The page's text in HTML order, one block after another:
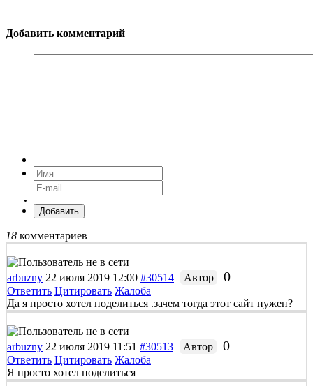
Добавить комментарий
Добавить
18 комментариев
arbuzny 22 июля 2019 12:00 #30514 Автор 0
Ответить Цитировать Жалоба
Да я просто хотел поделиться .зачем тогда этот сайт нужен?
arbuzny 22 июля 2019 11:51 #30513 Автор 0
Ответить Цитировать Жалоба
Я просто хотел поделиться